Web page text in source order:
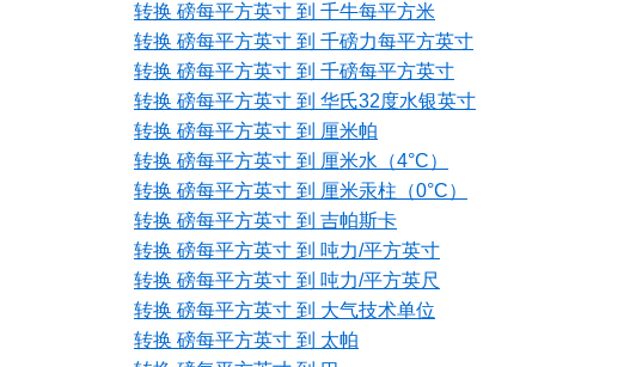
转换 磅每平方英寸 到 千牛每平方米
转换 磅每平方英寸 到 千磅力每平方英寸
转换 磅每平方英寸 到 千磅每平方英寸
转换 磅每平方英寸 到 华氏32度水银英寸
转换 磅每平方英寸 到 厘米帕
转换 磅每平方英寸 到 厘米水（4°C）
转换 磅每平方英寸 到 厘米汞柱（0°C）
转换 磅每平方英寸 到 吉帕斯卡
转换 磅每平方英寸 到 吨力/平方英寸
转换 磅每平方英寸 到 吨力/平方英尺
转换 磅每平方英寸 到 大气技术单位
转换 磅每平方英寸 到 太帕